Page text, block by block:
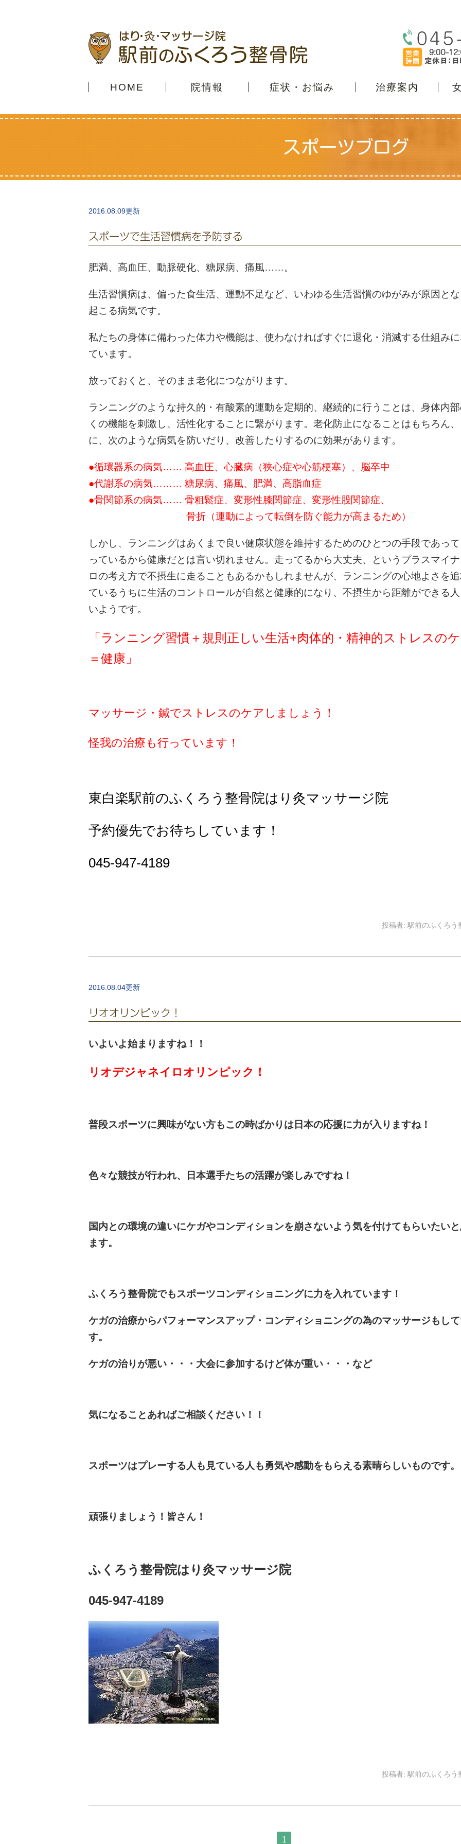
HOME 院情報 症状・お悩み 治療案内
スポーツブログ
2016.08.09更新
スポーツで生活習慣病を予防する
肥満、高血圧、動脈硬化、糖尿病、痛風……。
生活習慣病は、偏った食生活、運動不足など、いわゆる生活習慣のゆがみが原因と
起こる病気です。
私たちの身体に備わった体力や機能は、使わなければすぐに退化・消滅する仕組み
ています。
放っておくと、そのまま老化につながります。
ランニングのような持久的・有酸素的運動を定期的、継続的に行うことは、身体内
くの機能を刺激し、活性化することに繋がります。老化防止になることはもちろん
に、次のような病気を防いだり、改善したりするのに効果があります。
●循環器系の病気…… 高血圧、心臓病（狭心症や心筋梗塞）、脳卒中
●代謝系の病気……… 糖尿病、痛風、肥満、高脂血症
●骨関節系の病気…… 骨粗鬆症、変形性膝関節症、変形性股関節症、
骨折（運動によって転倒を防ぐ能力が高まるため）
しかし、ランニングはあくまで良い健康状態を維持するためのひとつの手段であっ
っているから健康だとは言い切れません。走ってるから大丈夫、というプラスマイ
ロの考え方で不摂生に走ることもあるかもしれませんが、ランニングの心地よさを
ているうちに生活のコントロールが自然と健康的になり、不摂生から距離ができる
いようです。
「ランニング習慣＋規則正しい生活+肉体的・精神的ストレスの
＝健康」
マッサージ・鍼でストレスのケアしましょう！
怪我の治療も行っています！
東白楽駅前のふくろう整骨院はり灸マッサージ院
予約優先でお待ちしています！
045-947-4189
投稿者: 駅前のふくろう
2016.08.04更新
リオオリンピック！
いよいよ始まりますね！！
リオデジャネイロオリンピック！
普段スポーツに興味がない方もこの時ばかりは日本の応援に力が入りますね！
色々な競技が行われ、日本選手たちの活躍が楽しみですね！
国内との環境の違いにケガやコンディションを崩さないよう気を付けてもらいたい
ます。
ふくろう整骨院でもスポーツコンディショニングに力を入れています！
ケガの治療からパフォーマンスアップ・コンディショニングの為のマッサージもし
す。
ケガの治りが悪い・・・大会に参加するけど体が重い・・・など
気になることあればご相談ください！！
スポーツはプレーする人も見ている人も勇気や感動をもらえる素晴らしいものです。
頑張りましょう！皆さん！
ふくろう整骨院はり灸マッサージ院
045-947-4189
投稿者: 駅前のふくろう
1